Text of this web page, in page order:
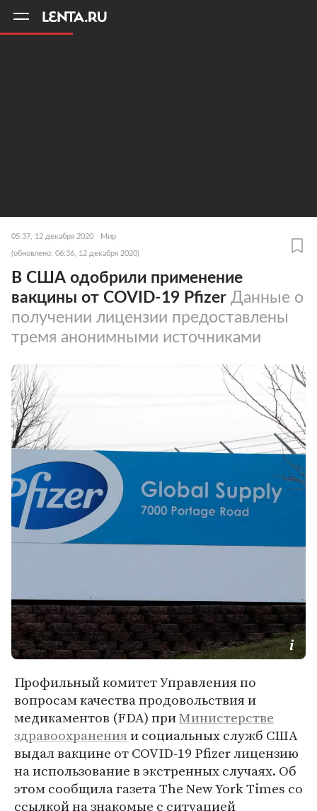
05:37, 12 декабря 2020 Мир
(обновлено: 06:36, 12 декабря 2020)
В США одобрили применение
вакцины от COVID-19 Pfizer Данные о
получении лицензии предоставлены
тремя анонимными источниками
Профильный комитет Управления по
вопросам качества продовольствия и
медикаментов (FDA) приМинистерстве
здравоохраненияи социальных служб США
выдал вакцине от COVID-19 Pfizer лицензию
на использование в экстренных случаях. Об
этом сообщила газета The New York Times со
ссылкой на знакомые с ситуацией